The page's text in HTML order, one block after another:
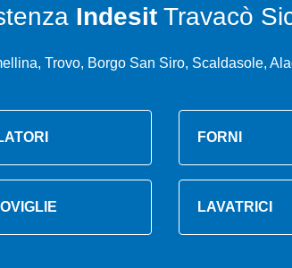
IndesitTravacò
Trovo, Borgo San Siro, Scaldasole,
FORNI
LAVATRICI